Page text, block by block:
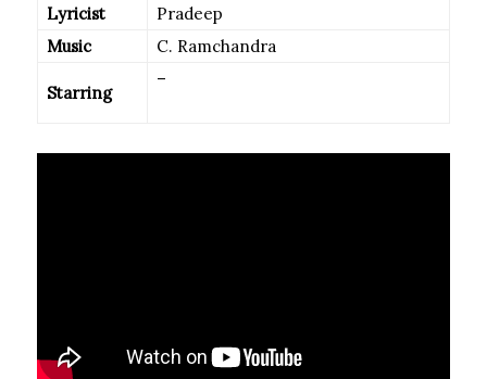
Lyricist
Pradeep
Music
C. Ramchandra
Starring
–